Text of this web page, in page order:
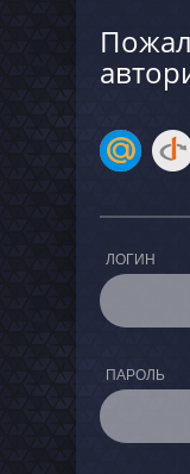
ЛОГИН
ПАРОЛЬ